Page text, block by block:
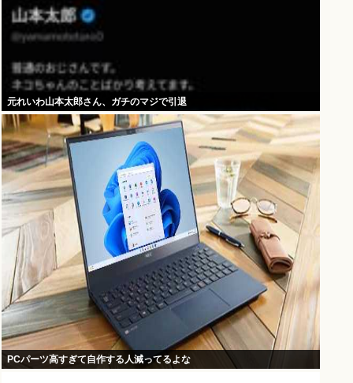
元れいわ山本太郎さん、ガチのマジで引退
PCパーツ高すぎて自作する人減ってるよな